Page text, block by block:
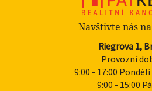
Navštivte nás
Riegrova 1,
Provozní
9:00 - 17:00
9:00 - 15:00